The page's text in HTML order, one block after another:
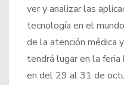
ver y analizar las
tecnología en el
de la atención médica
tendrá lugar en la feria
en del 29 al 31 de